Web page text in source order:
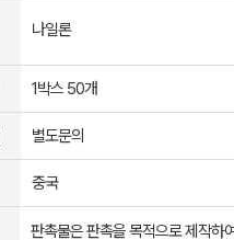
나일론
1박스 50개
별도문의
중국
판촉물은 판촉을 목적으로 제작하